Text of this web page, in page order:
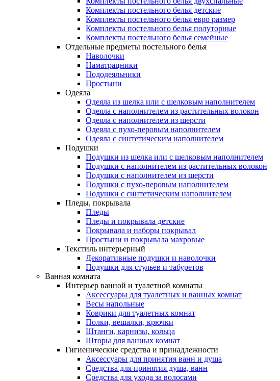
Комплекты постельного белья детские
Комплекты постельного белья евро размер
Комплекты постельного белья полуторные
Комплекты постельного белья семейные
Отдельные предметы постельного белья
Наволочки
Наматрацники
Пододеяльники
Простыни
Одеяла
Одеяла из шелка или с шелковым наполнителем
Одеяла с наполнителем из растительных волокон
Одеяла с наполнителем из шерсти
Одеяла с пухо-перовым наполнителем
Одеяла с синтетическим наполнителем
Подушки
Подушки из шелка или с шелковым наполнителем
Подушки с наполнителем из растительных волокон
Подушки с наполнителем из шерсти
Подушки с пухо-перовым наполнителем
Подушки с синтетическим наполнителем
Пледы, покрывала
Пледы
Пледы и покрывала детские
Покрывала и наборы покрывал
Простыни и покрывала махровые
Текстиль интерьерный
Декоративные подушки и наволочки
Подушки для стульев и табуретов
Ванная комната
Интерьер ванной и туалетной комнаты
Аксессуары для туалетных и ванных комнат
Весы напольные
Коврики для туалетных комнат
Полки, вешалки, крючки
Штанги, карнизы, кольца
Шторы для ванных комнат
Гигиенические средства и принадлежности
Аксессуары для принятия ванн и душа
Средства для принятия душа, ванн
Средства для ухода за волосами